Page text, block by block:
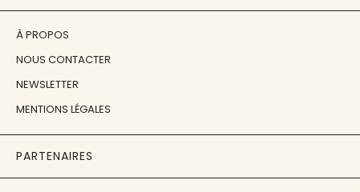
À PROPOS
NOUS CONTACTER
NEWSLETTER
MENTIONS LÉGALES
PARTENAIRES